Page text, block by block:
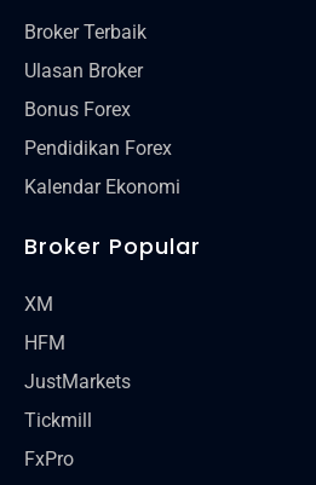
Broker Terbaik
Ulasan Broker
Bonus Forex
Pendidikan Forex
Kalendar Ekonomi
Broker Popular
XM
HFM
JustMarkets
Tickmill
FxPro